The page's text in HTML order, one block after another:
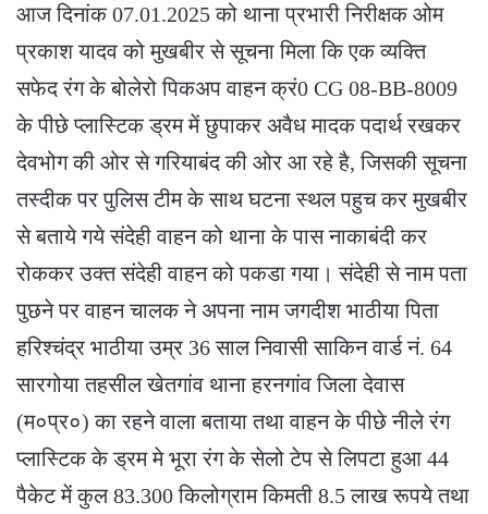
आज दिनांक 07.01.2025 को थाना प्रभारी निरीक्षक ओम
प्रकाश यादव को मुखबीर से सूचना मिला कि एक व्यक्ति
सफेद रंग के बोलेरो पिकअप वाहन क्रं0 CG 08-BB-8009
के पीछे प्लास्टिक ड्रम में छुपाकर अवैध मादक पदार्थ रखकर
देवभोग की ओर से गरियाबंद की ओर आ रहे है, जिसकी सूचना
तस्दीक पर पुलिस टीम के साथ घटना स्थल पहुच कर मुखबीर
से बताये गये संदेही वाहन को थाना के पास नाकाबंदी कर
रोककर उक्त संदेही वाहन को पकडा गया। संदेही से नाम पता
पुछने पर वाहन चालक ने अपना नाम जगदीश भाठीया पिता
हरिश्चंद्र भाठीया उम्र 36 साल निवासी साकिन वार्ड नं. 64
सारगोया तहसील खेतगांव थाना हरनगांव जिला देवास
(म०प्र०) का रहने वाला बताया तथा वाहन के पीछे नीले रंग
प्लास्टिक के ड्रम मे भूरा रंग के सेलो टेप से लिपटा हुआ 44
पैकेट में कुल 83.300 किलोग्राम किमती 8.5 लाख रूपये तथा